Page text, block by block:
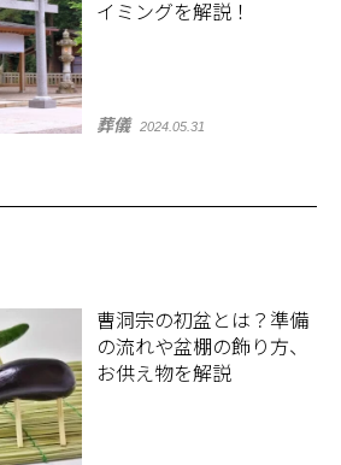
イミングを解説！
葬儀 2024.05.31
曹洞宗の初盆とは？準備
の流れや盆棚の飾り方、
お供え物を解説